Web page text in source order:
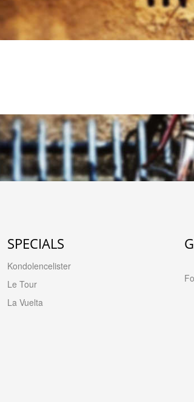
SPECIALS
Kondolencelister
Le Tour
La Vuelta